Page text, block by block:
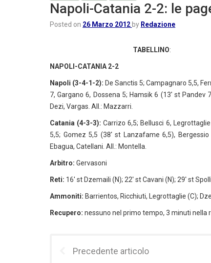
Napoli-Catania 2-2: le
Posted on 26 Marzo 2012 by Redazione
TABELLINO:
NAPOLI-CATANIA 2-2
Napoli (3-4-1-2): De Sanctis 5; Campagnaro 5,5,
7, Gargano 6, Dossena 5; Hamsik 6 (13′ st Pandev
Dezi, Vargas. All.: Mazzarri.
Catania (4-3-3): Carrizo 6,5; Bellusci 6,
5,5; Gomez 5,5 (38′ st Lanzafame 6,5),
Ebagua, Catellani. All.: Montella.
Arbitro: Gervasoni
Reti: 16′ st Dzemaili (N); 22′ st Cavani (N); 29′ st
Ammoniti: Barrientos, Ricchiuti, Legrottaglie (C);
Recupero: nessuno nel primo tempo, 3 minuti nella
Precedente articolo